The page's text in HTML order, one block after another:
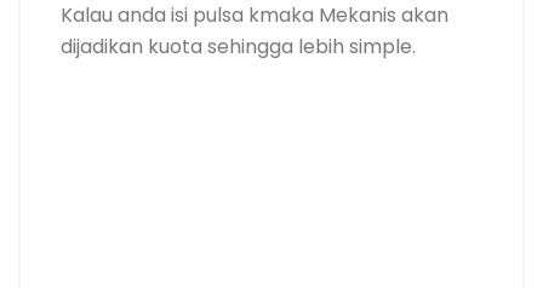
Kalau anda isi pulsa kmaka Mekanis akan
dijadikan kuota sehingga lebih simple.